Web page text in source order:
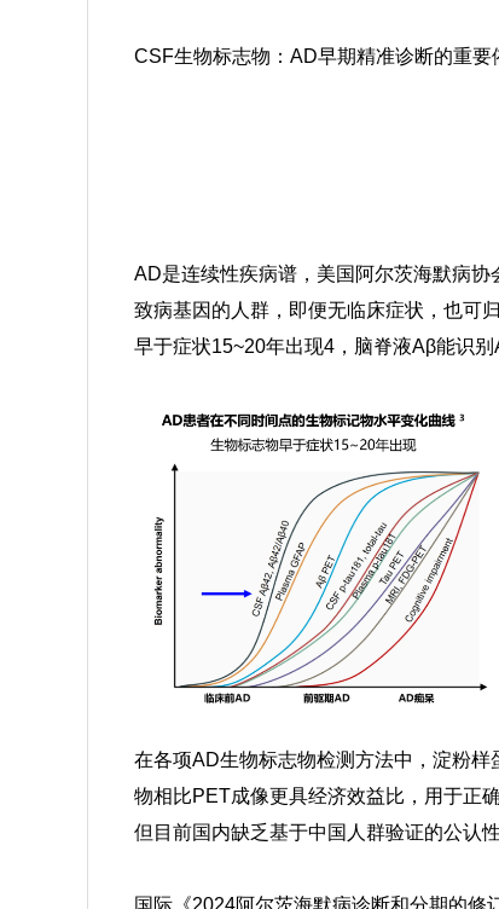
CSF生物标志物：AD早期精准诊断的重要
AD是连续性疾病谱，美国阿尔茨海默病
致病基因的人群，即便无临床症状，也可
早于症状15~20年出现4 ， 脑脊液Aβ能识
在各项AD生物标志物检测方法中，淀粉
物相比PET成像更具经济效益比，用于正
但目前国内缺乏基于中国人群验证的公认